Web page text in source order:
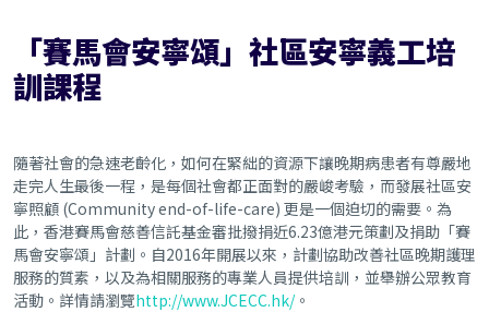
「賽馬會安寧頌」社區安寧義工培
訓課程
隨著社會的急速老齡化，如何在緊絀的資源下讓晚期病患者有尊嚴地
走完人生最後一程，是每個社會都正面對的嚴峻考驗，而發展社區安
寧照顧 (Community end-of-life-care) 更是一個迫切的需要。為
此，香港賽馬會慈善信託基金審批撥捐近6.23億港元策劃及捐助「賽
馬會安寧頌」計劃。自2016年開展以來，計劃協助改善社區晚期護理
服務的質素，以及為相關服務的專業人員提供培訓，並舉辦公眾教育
活動。詳情請瀏覽http://www.JCECC.hk/。